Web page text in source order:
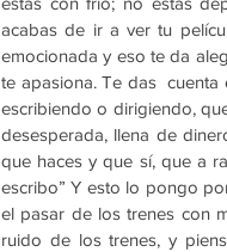
acabas de ir a ver tu
emocionada y eso te da
te apasiona. Te das
escribiendo o dirigiendo,
desesperada, llena de
que haces y que sí, que a
escribo” Y esto lo pongo
el pasar de los trenes con
ruido de los trenes, y